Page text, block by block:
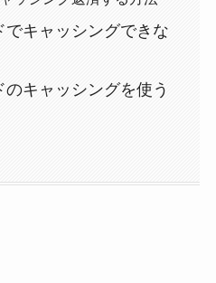
でキャッシングできな
キャッシングを使う